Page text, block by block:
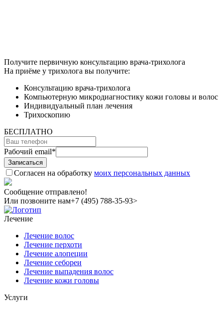
Получите первичную консультацию врача-трихолога
На приёме у трихолога вы получите:
Консультацию врача-трихолога
Компьютерную микродиагностику кожи головы и волос
Индивидуальный план лечения
Трихоскопию
БЕСПЛАТНО
Рабочий email*
Согласен на обработку моих персональных данных
Сообщение отправлено!
Или позвоните нам+7 (495) 788-35-93>
Лечение
Лечение волос
Лечение перхоти
Лечение алопеции
Лечение себореи
Лечение выпадения волос
Лечение кожи головы
Услуги